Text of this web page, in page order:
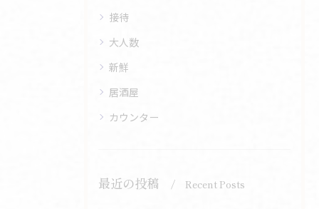
接待
大人数
新鮮
居酒屋
カウンター
最近の投稿 Recent Posts